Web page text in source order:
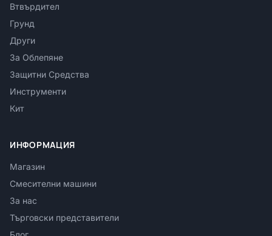
Втвърдител
Грунд
Други
За Облепяне
Защитни Средства
Инструменти
Кит
ИНФОРМАЦИЯ
Магазин
Смесителни машини
За нас
Търговски представители